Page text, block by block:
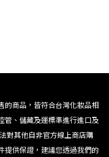
的商品，皆符合台灣化妝品相
管、儲藏及運標準進行進口及
對其他自非官方線上商店購
提供保證，建議您透過我們的